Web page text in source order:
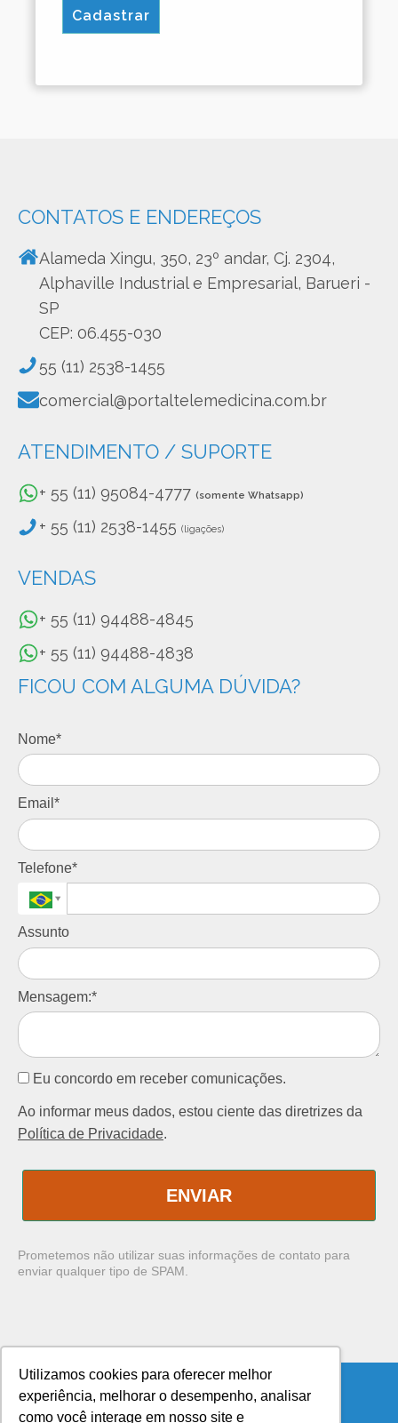
Utilizamos cookies para oferecer melhor
experiência, melhorar o desempenho, analisar
como você interage em nosso site e
CONTATOS E ENDEREÇOS
Alameda Xingu, 350, 23º andar, Cj. 2304,
Alphaville Industrial e Empresarial, Barueri -
SP
CEP: 06.455-030
55 (11) 2538-1455
comercial@portaltelemedicina.com.br
ATENDIMENTO / SUPORTE
+ 55 (11) 95084-4777 (somente Whatsapp)
+ 55 (11) 2538-1455 (ligações)
VENDAS
+ 55 (11) 94488-4845
+ 55 (11) 94488-4838
FICOU COM ALGUMA DÚVIDA?
Nome*
Email*
Telefone*
Assunto
Mensagem:*
Eu concordo em receber comunicações.
Ao informar meus dados, estou ciente das diretrizes da
Política de Privacidade.
ENVIAR
Prometemos não utilizar suas informações de contato para
enviar qualquer tipo de SPAM.